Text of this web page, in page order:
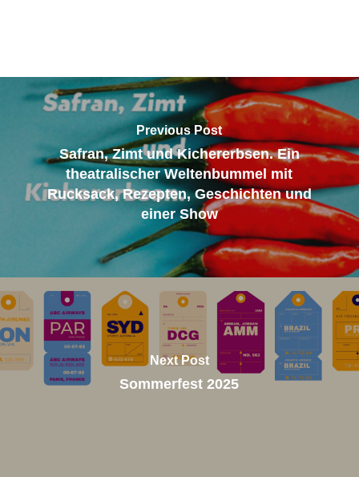
Previous Post
Safran, Zimt und Kichererbsen. Ein
theatralischer Weltenbummel mit
Rucksack, Rezepten, Geschichten und
einer Show
Next Post
Sommerfest 2025